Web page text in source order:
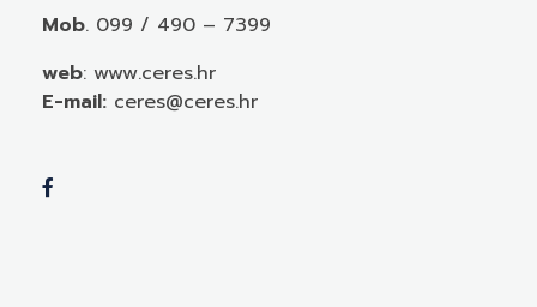
Mob. 099 / 490 – 7399
web: www.ceres.hr
E-mail: ceres@ceres.hr